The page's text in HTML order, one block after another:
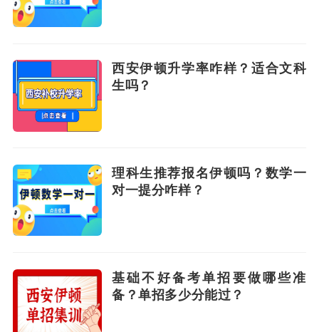
西安伊顿升学率咋样？适合文科
生吗？
理科生推荐报名伊顿吗？数学一
对一提分咋样？
基础不好备考单招要做哪些准
备？单招多少分能过？